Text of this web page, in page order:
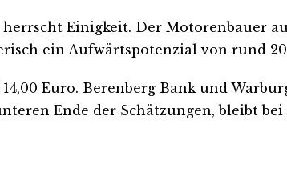
Einigkeit. Der Motorenbauer
ein Aufwärtspotenzial von rund
Euro. Berenberg Bank und
Ende der Schätzungen, bleibt bei